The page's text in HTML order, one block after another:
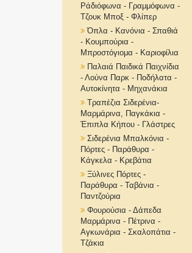
Ράδιόφωνα - Γραμμόφωνα -
Τζουκ Μποξ - Φλίπερ
Όπλα - Κανόνια - Σπαθιά
- Κουμπούρια -
Μπροστόγιομα - Καριοφίλια
Παλαιά Παιδικά Παιχνίδια
- Λούνα Παρκ - Ποδήλατα -
Αυτοκίνητα - Μηχανάκια
Τραπέζια Σιδερένια-
Μαρμάρινα, Παγκάκια -
Έπιπλα Κήπου - Γλάστρες
Σιδερένια Μπαλκόνια -
Πόρτες - Παράθυρα -
Κάγκελα - Κρεβάτια
Ξύλινες Πόρτες -
Παράθυρα - Ταβάνια -
Παντζούρια
Φουρούσια - Δάπεδα
Μαρμάρινα - Πέτρινα -
Αγκωνάρια - Σκαλοπάτια -
Τζάκια